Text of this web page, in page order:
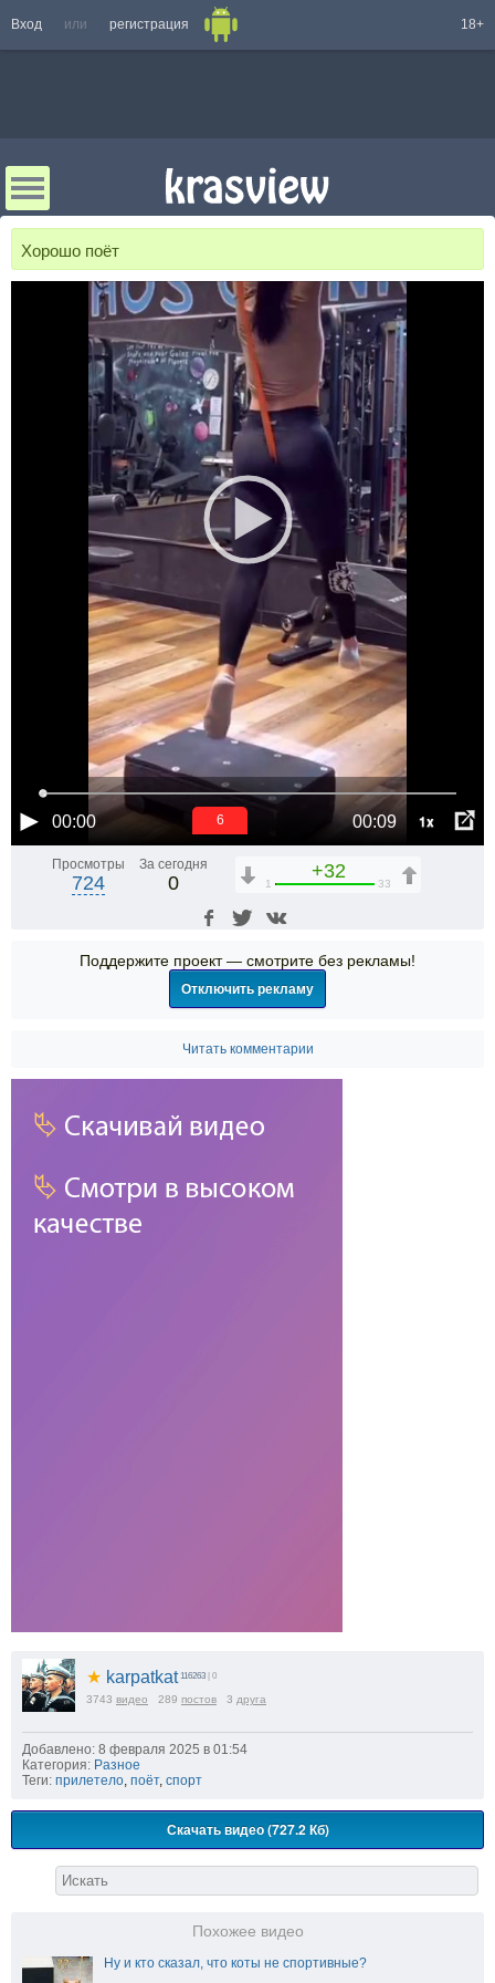
Вход или регистрация 18+
Хорошо поёт
00:00 00:09 1x
5
Просмотры
724
За сегодня
0
+32
1 33
Поддержите проект — смотрите без рекламы!
Отключить рекламу
Читать комментарии
★ karpatkat 116263 | 0
3743 видео 289 постов 3 друга
Добавлено: 8 февраля 2025 в 01:54
Категория: Разное
Теги: прилетело поёт, спорт
Скачать видео (727.2 Кб)
Похожее видео
Ну и кто сказал, что коты не спортивные?